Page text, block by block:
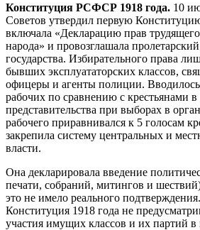
Конституция РСФСР 1918 года. 10
Советов утвердил первую
включала «Декларацию прав
народа» и провозглашала
государства. Избирательного права
бывших эксплуататорских классов,
офицеры и агенты полиции.
рабочих по сравнению с крестьянами
представительства при выборах в
рабочего приравнивался к 5 голосам
закрепила систему центральных и
власти.
Она декларировала введение
печати, собраний, митингов и
это не имело реального
Конституция 1918 года не
участия имущих классов и их партий